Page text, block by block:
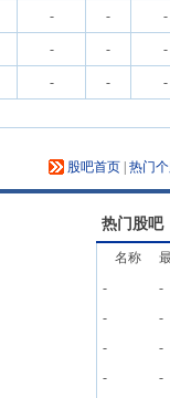
- - -
- - -
- - -
股吧首页 热门
热门股吧
名称
-
-
-
-
-
-
-
-